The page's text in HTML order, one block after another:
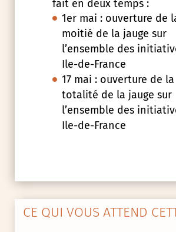
fait en deux temps :
1er mai : ouverture de
moitié de la jauge sur
l’ensemble des
Ile-de-France
17 mai : ouverture de la
totalité de la jauge sur
l’ensemble des
Ile-de-France
CE QUI VOUS ATTEND